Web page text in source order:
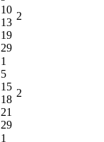
10
13
19
29
2
1
5
15
18
21
29
2
1